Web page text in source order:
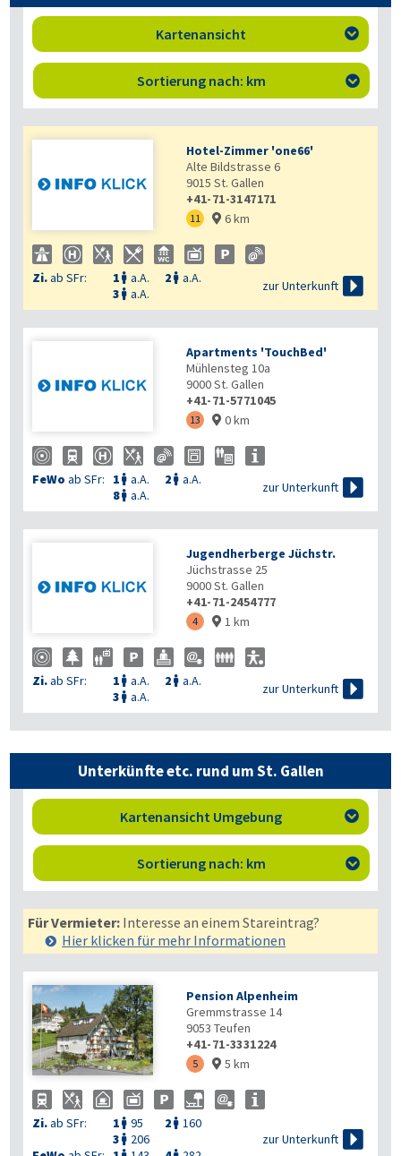
Kartenansicht 
Sortierung nach: km 
Hotel-Zimmer 'one66'
Alte Bildstrasse 6
9015 St. Gallen
+41-71-3147171
11  6 km
Zi.ab SFr: 1  a.A. 2  a.A.
3  a.A.
zur Unterkunft 
Apartments 'TouchBed'
Mühlensteg 10a
9000St. Gallen
+41-71-5771045
13  0 km
FeWo ab SFr: 1  a.A. 2  a.A.
8 a.A.
zur Unterkunft 
Jugendherberge Jüchstr.
Jüchstrasse 25
9000St. Gallen
+41-71-2454777
4  1 km
Zi.ab SFr: 1  a.A. 2  a.A.
3  a.A.
zur Unterkunft 
Unterkünfte etc. rund um St. Gallen
Kartenansicht Umgebung 
Sortierung nach: km 
Für Vermieter: Interesse an einem Stareintrag?
Hier klicken für mehr Informationen
Pension Alpenheim
Gremmstrasse 14
9053 Teufen
+41-71-3331224
5  5 km
Zi.ab SFr: 1  95 2  160
3  206
zur Unterkunft 